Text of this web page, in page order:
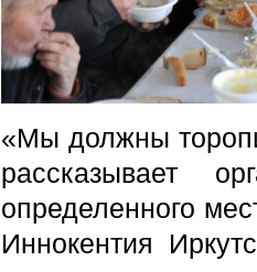
«Мы должны
рассказывает
определенного
Иннокентия